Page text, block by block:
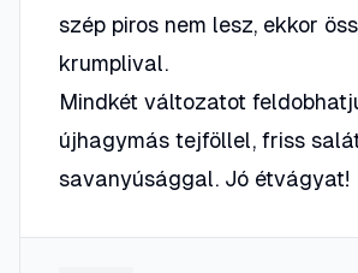
szép piros nem lesz, ekkor
krumplival.
Mindkét változatot
újhagymás tejföllel, friss
savanyúsággal. Jó étvágyat!